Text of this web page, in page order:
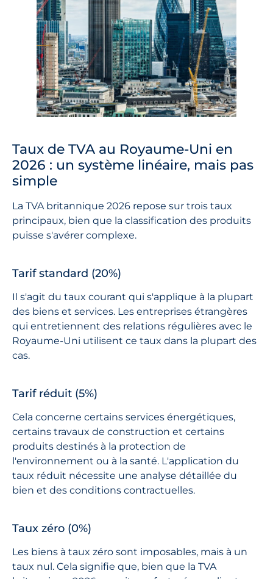
Taux de TVA au Royaume-Uni en
2026 : un système linéaire, mais pas
simple
La TVA britannique 2026 repose sur trois taux
principaux, bien que la classification des produits
puisse s'avérer complexe.
Tarif standard (20%)
Il s'agit du taux courant qui s'applique à la plupart
des biens et services. Les entreprises étrangères
qui entretiennent des relations régulières avec le
Royaume-Uni utilisent ce taux dans la plupart des
cas.
Tarif réduit (5%)
Cela concerne certains services énergétiques,
certains travaux de construction et certains
produits destinés à la protection de
l'environnement ou à la santé. L'application du
taux réduit nécessite une analyse détaillée du
bien et des conditions contractuelles.
Taux zéro (0%)
Les biens à taux zéro sont imposables, mais à un
taux nul. Cela signifie que, bien que la TVA